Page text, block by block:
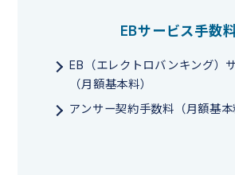
EBサービス手数
EB（エレクトロバンキング）
（月額基本料）
アンサー契約手数料（月額基本